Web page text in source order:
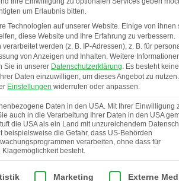
SERVICE
um Erlaubnis bitten.
Technologien auf unserer Website. Einige von ihnen
diese Website und Ihre Erfahrung zu verbessern.
werden (z. B. IP-Adressen), z. B. für
von Anzeigen und Inhalten. Weitere
Sie in unserer Datenschutzerklärung. Es besteht keine
Daten einzuwilligen, um dieses Angebot zu nutzen.
Einstellungen widerrufen oder anpassen.
Daten in den USA. Mit Ihrer Einwilligung
auch in die Verarbeitung Ihrer Daten in den USA
die USA als ein Land mit unzureichendem
beispielsweise die Gefahr, dass US-Behörden
verarbeiten, ohne dass für
besteht.
Gruppen, für die eine Einwilligung
Marketing Externe